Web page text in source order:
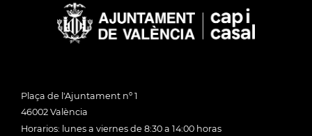
Plaça de l'Ajuntament nº 1
46002 València
Horarios: lunes a viernes de 8:30 a 14:00 horas